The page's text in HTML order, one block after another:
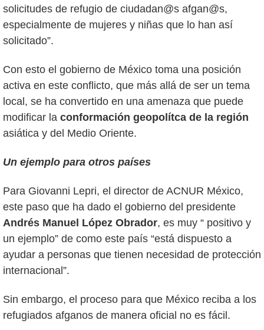
solicitudes de refugio de ciudadan@s afgan@s,
especialmente de mujeres y niñas que lo han así
solicitado”.
Con esto el gobierno de México toma una posición
activa en este conflicto, que más allá de ser un tema
local, se ha convertido en una amenaza que puede
modificar la conformación geopolítca de la región
asiática y del Medio Oriente.
Un ejemplo para otros países
Para Giovanni Lepri, el director de ACNUR México,
este paso que ha dado el gobierno del presidente
Andrés Manuel López Obrador, es muy “ positivo y
un ejemplo” de como este país “está dispuesto a
ayudar a personas que tienen necesidad de protección
internacional”.
Sin embargo, el proceso para que México reciba a los
refugiados afganos de manera oficial no es fácil.